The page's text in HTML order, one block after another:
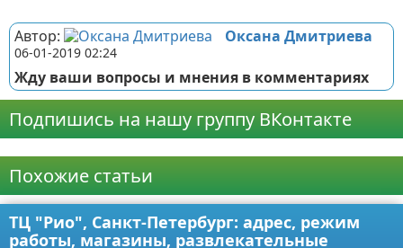
Автор: Оксана Дмитриева
06-01-2019 02:24
Жду ваши вопросы и мнения в комментариях
Подпишись на нашу группу ВКонтакте
Похожие статьи
ТЦ "Рио", Санкт-Петербург: адрес, режим
работы, магазины, развлекательные